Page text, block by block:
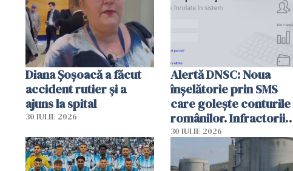
Diana Șoșoacă a făcut
accident rutier și a
ajuns la spital
30 IULIE 2026
Alertă DNSC: Noua
înșelătorie prin SMS
care golește conturile
românilor. Infractorii
folosesc numele
Ghișeul.ro și al Poliției
Române
30 IULIE 2026